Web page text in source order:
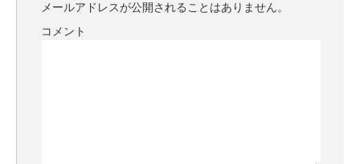
メールアドレスが公開されることはありません。
コメント